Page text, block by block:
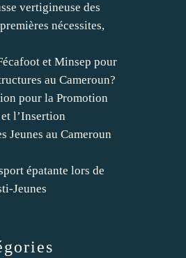
vertigineuse des
nécessites,
et Minsep pour
au Cameroun?
pour la Promotion
l’Insertion
Jeunes au Cameroun
épatante lors de
Jeunes